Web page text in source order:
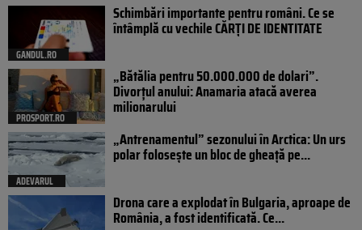
GANDUL.RO
Schimbări importante pentru români. Ce se
întâmplă cu vechile CĂRȚI DE IDENTITATE
PROSPORT.RO
„Bătălia pentru 50.000.000 de dolari”.
Divorțul anului: Anamaria atacă averea
milionarului
ADEVARUL
„Antrenamentul” sezonului în Arctica: Un urs
polar folosește un bloc de gheață pe...
Drona care a explodat în Bulgaria, aproape de
România, a fost identificată. Ce...